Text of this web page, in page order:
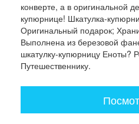
конверте, а в оригинальной
купюрнице! Шкатулка-
Оригинальный подарок;
Выполнена из березовой
шкатулку-купюрницу Еноты?
Путешественнику.